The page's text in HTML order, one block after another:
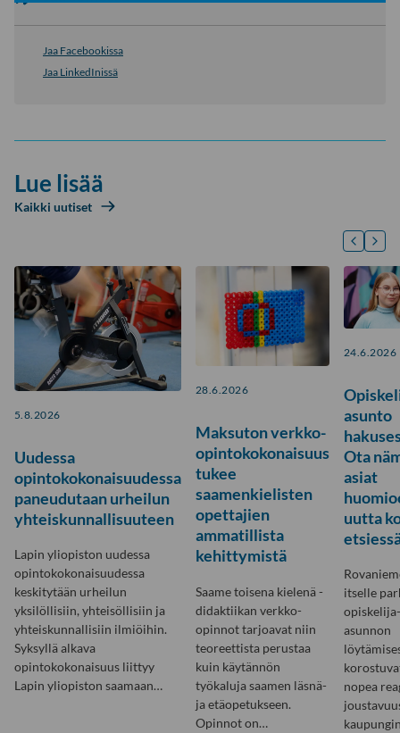
Jaa Facebookissa
Jaa LinkedInissä
Lue lisää
Kaikki uutiset
5.8.2026
Uudessa
opintokokonaisuudessa
paneudutaan urheilun
yhteiskunnallisuuteen
Lapin yliopiston uudessa
opintokokonaisuudessa
keskitytään urheilun
yksilöllisiin, yhteisöllisiin ja
yhteiskunnallisiin ilmiöihin.
Syksyllä alkava
opintokokonaisuus liittyy
Lapin yliopiston saamaan…
28.6.2026
Maksuton verkko-
opintokokonaisuus
tukee
saamenkielisten
opettajien
ammatillista
kehittymistä
Saame toisena kielenä -
didaktiikan verkko-
opinnot tarjoavat niin
teoreettista perustaa
kuin käytännön
työkaluja saamen läsnä-
ja etäopetukseen.
Opinnot on…
24.6.2026
asunto
Ota
asiat
uutta
itselle
opiskelija-
asunnon
nopea